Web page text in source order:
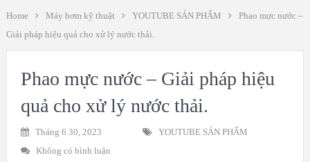
Home Máy bơm kỹ thuật YOUTUBE SẢN PHẨM
Phao mực nước –
Giải pháp hiệu quả cho xử lý nước thải.
Phao mực nước – Giải pháp hiệu
quả cho xử lý nước thải.
Tháng 6 30, 2023
YOUTUBE SẢN PHẨM
Không có bình luận